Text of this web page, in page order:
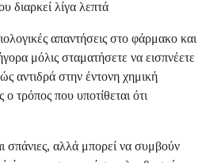
διαρκεί λίγα λεπτά
απαντήσεις στο φάρμακο και
μόλις σταματήσετε να εισπνέετε
αντιδρά στην έντονη χημική
τρόπος που υποτίθεται ότι
σπάνιες, αλλά μπορεί να συμβούν